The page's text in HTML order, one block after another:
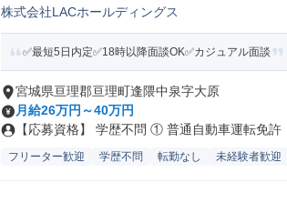
株式会社LACホールディングス
✅最短5日内定✅18時以降面談OK✅カジュアル面談
宮城県亘理郡亘理町逢隈中泉字大原
月給26万円～40万円
【応募資格】 学歴不問 ① 普通自動車運転免許
フリーター歓迎 学歴不問 転勤なし 未経験者歓迎